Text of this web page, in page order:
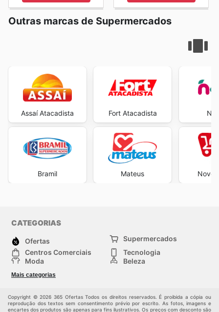
Outras marcas de Supermercados
Assaí Atacadista
Bramil
Fort Atacadista
Mateus Novo
CATEGORIAS
Ofertas
Supermercados
Centros Comerciais
Tecnologia
Moda
Beleza
Construção e jardinagem
Mais categorias
Copyright © 2026 365 Ofertas Todos os direitos reservados. É proibida a cópia ou
reprodução dos textos sem consentimento prévio por escrito. As fotos, imagens e
encartes dos produtos são apenas para fins ilustrativos. Os preços com desconto são